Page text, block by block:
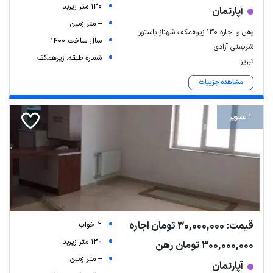
آپارتمان
رهن و اجاره ۱۳۰ زیرهمکف شهناز پاستور
شریعتی آزادی
تبریز
مشاهده جزییات
130 متر زیربنا
-- متر زمین
سال ساخت 1400
شماره طبقه: زیرهمکف
1 تصویر
قیمت: 30,000,000 تومان اجاره
300,000,000 تومان رهن
آپارتمان
2 خواب
130 متر زیربنا
-- متر زمین